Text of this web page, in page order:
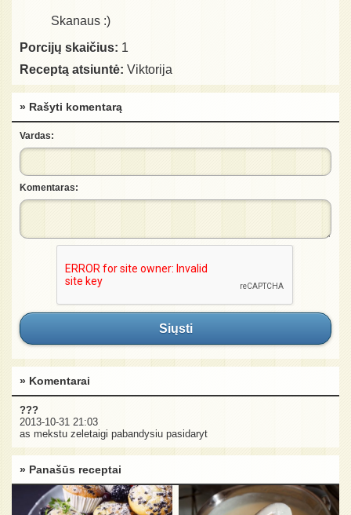
Skanaus :)
Porcijų skaičius: 1
Receptą atsiuntė: Viktorija
» Rašyti komentarą
Vardas:
Komentaras:
Siųsti
» Komentarai
???
2013-10-31 21:03
as mekstu zeletaigi pabandysiu pasidaryt
» Panašūs receptai